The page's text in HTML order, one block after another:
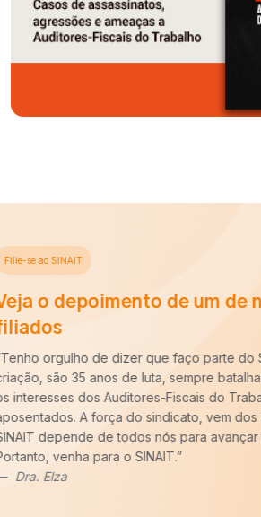
Filie-se ao SINAIT
Veja o depoimento de um de
filiados
“Há cerca de dez anos entrei para a
do Trabalho e ao longo desse período
imprescindível o trabalho do SINAIT para
Uma carreira para ser forte precisa de
sempre pronto para batalhar pelos nossos
um recado,COM VOCÊ FILIADO,
Afonso Borges